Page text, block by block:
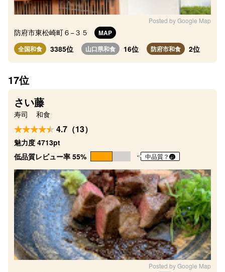
Posted by Google Map
防府市東松崎町６−３５
MAP
全国和食
3385位 山口県和食 16位 防府市和食 2位
17位
さい藤
寿司 和食
4.7（13）
魅力度 4713pt
低品質レビュー率 55%
中品質？
Posted by Google Map